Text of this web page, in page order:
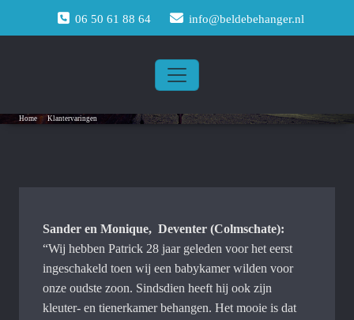
inhoud
06 50 61 88 64 info@beldebehanger.nl
Home /Klantervaringen
Sander en Monique, Deventer (Colmschate):
“Wij hebben Patrick 28 jaar geleden voor het eerst
ingeschakeld toen wij een babykamer wilden voor
onze oudste zoon. Sindsdien heeft hij ook zijn
kleuter- en tienerkamer behangen. Het mooie is dat